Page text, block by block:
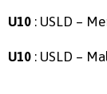
U10 : USLD –
U10 : USLD –